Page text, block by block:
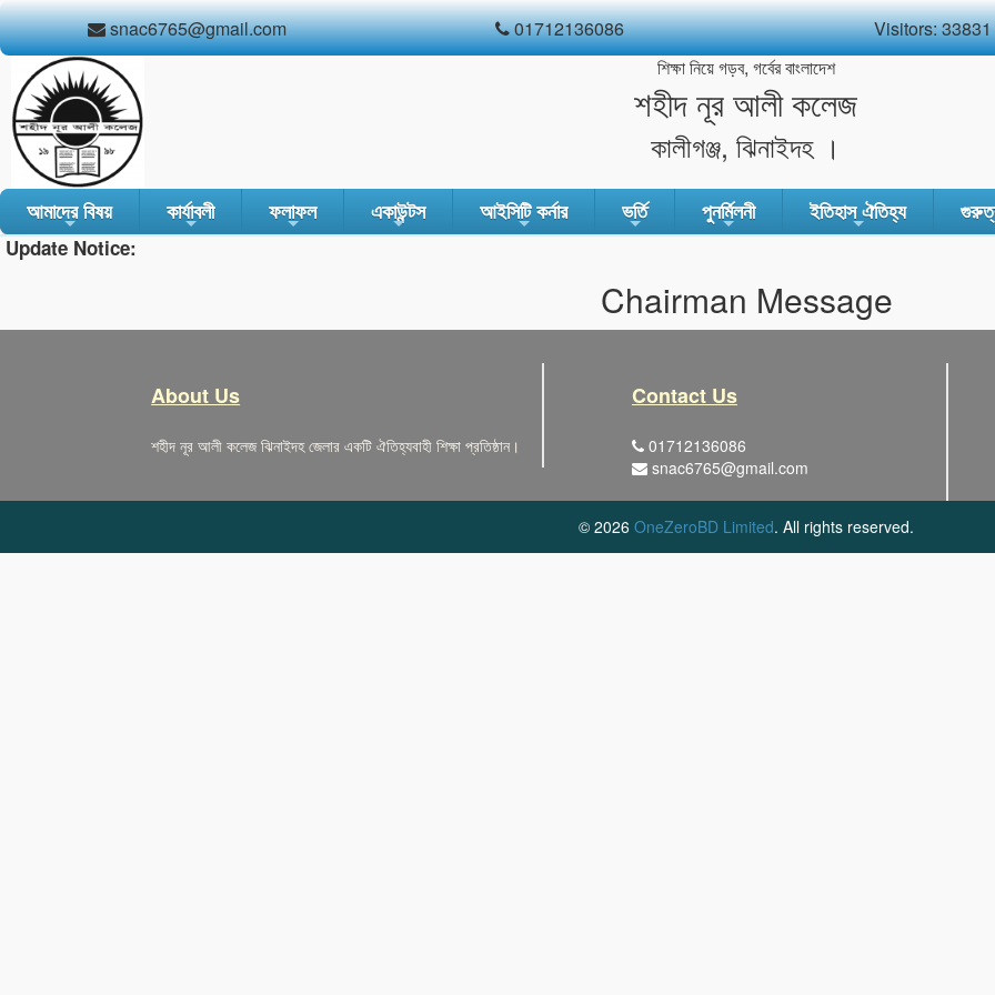
snac6765@gmail.com 01712136086 Visitors:33831
শিক্ষা নিয়ে গড়ব, গর্বের বাংলাদেশ
শহীদ নূর আলী কলেজ
কালীগঞ্জ, ঝিনাইদহ ।
+
আমাদের বিষয় কার্যাবলী ফলাফল একাউন্টস আইসিটি কর্নার ভর্তি পুনর্মিলনী ইতিহাস ঐতিহ্য
Update Notice:
Chairman Message
About Us
শহীদ নূর আলী কলেজ ঝিনাইদহ জেলার একটি ঐতিহ্যবাহী শিক্ষা প্রতিষ্ঠান।
Contact Us
01712136086
snac6765@gmail.com
© 2026 OneZeroBD Limited. All rights reserved.